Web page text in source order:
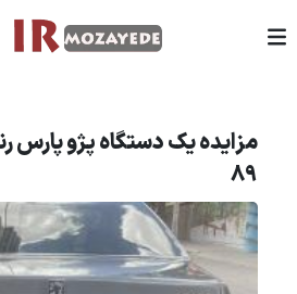
مزایده یک دستگاه پژو
89